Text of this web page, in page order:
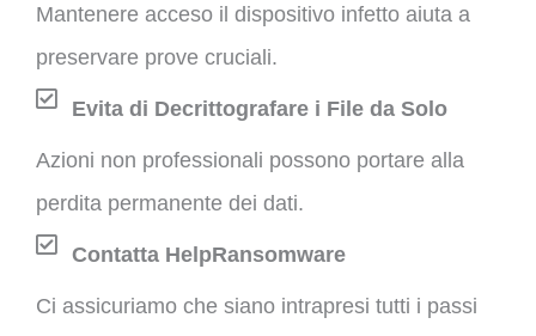
Mantenere acceso il dispositivo infetto aiuta a
preservare prove cruciali.
Evita di Decrittografare i File da Solo
Azioni non professionali possono portare alla
perdita permanente dei dati.
Contatta HelpRansomware
Ci assicuriamo che siano intrapresi tutti i passi